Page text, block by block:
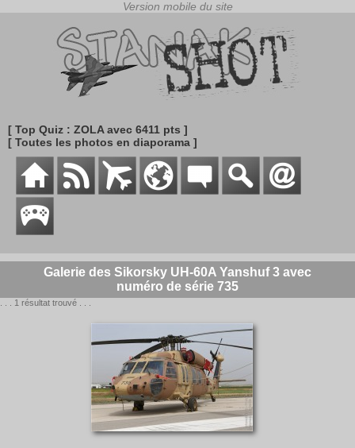
[ Top Quiz : ZOLA avec 6411 pts ]
[ Toutes les photos en diaporama ]
Galerie des Sikorsky UH-60A Yanshuf 3 avec
numéro de série 735
. . . 1 résultat trouvé . . .